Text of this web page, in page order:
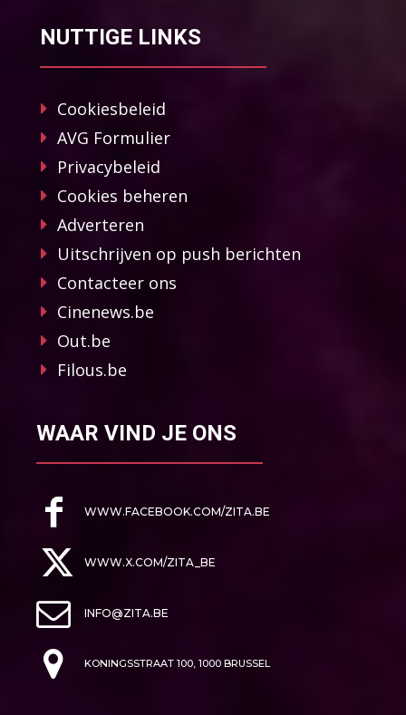
NUTTIGE LINKS
Cookiesbeleid
AVG Formulier
Privacybeleid
Cookies beheren
Adverteren
Uitschrijven op push berichten
Contacteer ons
Cinenews.be
Out.be
Filous.be
WAAR VIND JE ONS
WWW.FACEBOOK.COM/ZITA.BE
WWW.X.COM/ZITA_BE
INFO@ZITA.BE
KONINGSSTRAAT 100, 1000 BRUSSEL